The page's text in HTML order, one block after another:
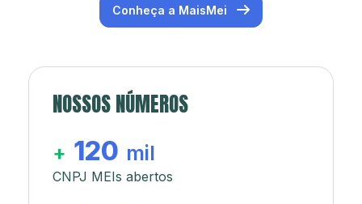
Conheça a MaisMei
NOSSOS NÚMEROS
+ 120 mil
CNPJ MEIs abertos